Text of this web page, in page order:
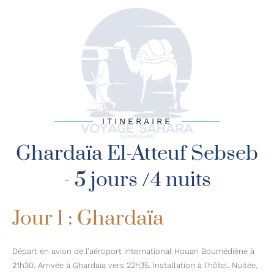
ITINERAIRE
Ghardaïa El-Atteuf Sebseb
- 5 jours /4 nuits
Jour 1 : Ghardaïa
Départ en avion de l’aéroport international Houari Boumédiène à
21h30. Arrivée à Ghardaïa vers 22h35. Installation à l’hôtel. Nuitée.